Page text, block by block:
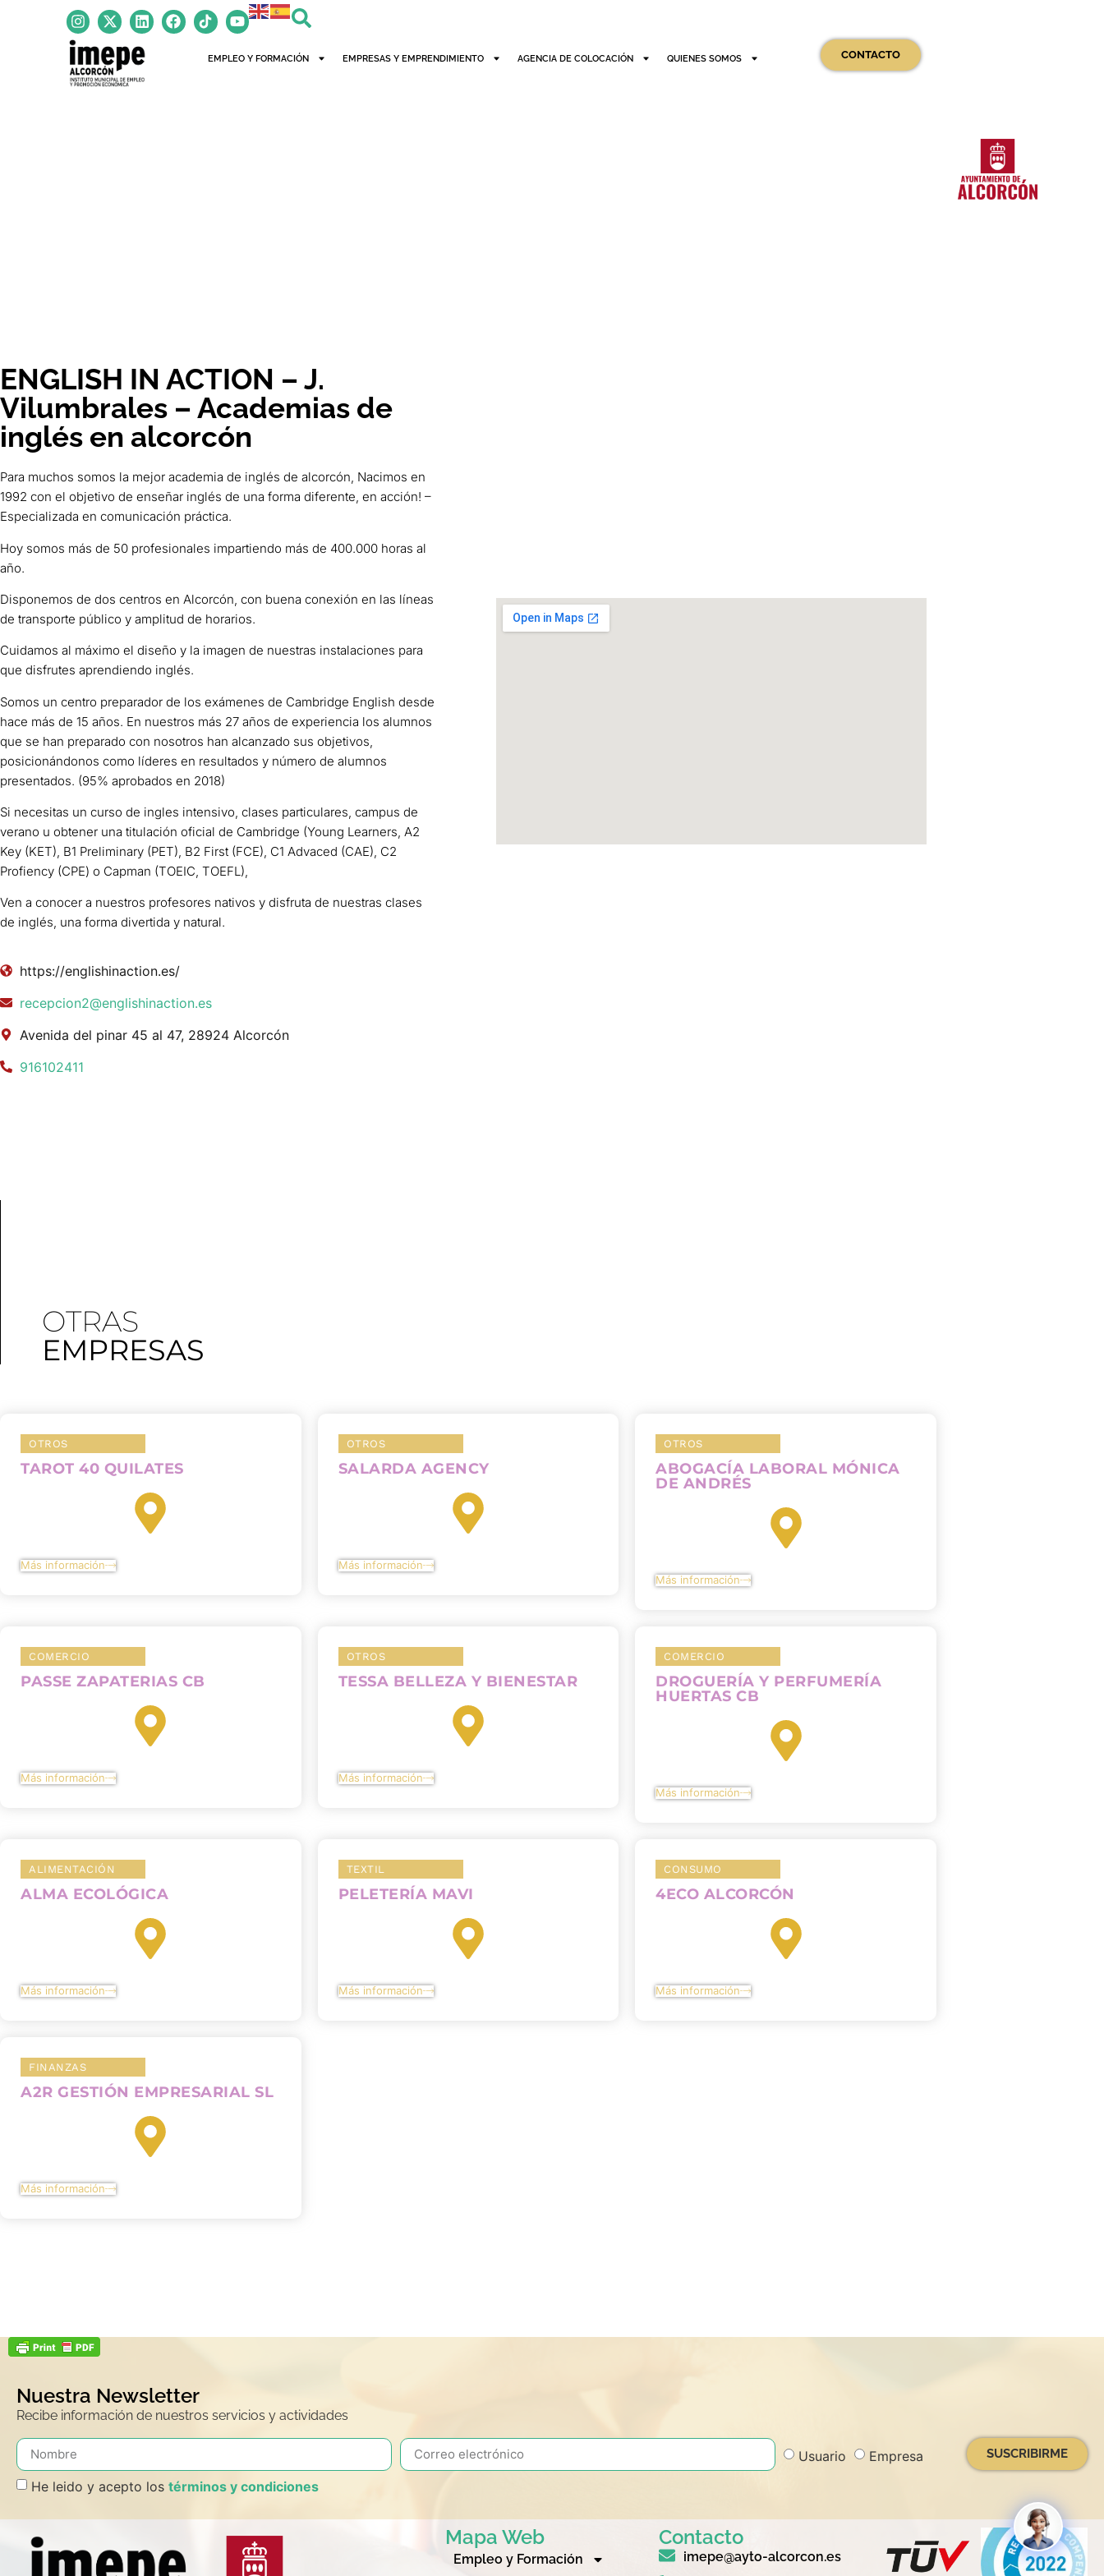
EMPLEO Y FORMACIÓN EMPRESAS Y EMPRENDIMIENTO AGENCIA DE COLOCACIÓN QUIENES SOMOS CONTACTO
ENGLISH IN ACTION – J.
Vilumbrales – Academias de
inglés en alcorcón
Para muchos somos la mejor academia de inglés de alcorcón, Nacimos en
1992 con el objetivo de enseñar inglés de una forma diferente, en acción! –
Especializada en comunicación práctica.
Hoy somos más de 50 profesionales impartiendo más de 400.000 horas al
año.
Disponemos de dos centros en Alcorcón, con buena conexión en las líneas
de transporte público y amplitud de horarios.
Cuidamos al máximo el diseño y la imagen de nuestras instalaciones para
que disfrutes aprendiendo inglés.
Somos un centro preparador de los exámenes de Cambridge English desde
hace más de 15 años. En nuestros más 27 años de experiencia los alumnos
que se han preparado con nosotros han alcanzado sus objetivos,
posicionándonos como líderes en resultados y número de alumnos
presentados. (95% aprobados en 2018)
Si necesitas un curso de ingles intensivo, clases particulares, campus de
verano u obtener una titulación oficial de Cambridge (Young Learners, A2
Key (KET), B1 Preliminary (PET), B2 First (FCE), C1 Advaced (CAE), C2
Profiency (CPE) o Capman (TOEIC, TOEFL),
Ven a conocer a nuestros profesores nativos y disfruta de nuestras clases
de inglés, una forma divertida y natural.
https://englishinaction.es/
recepcion2@englishinaction.es
Avenida del pinar 45 al 47, 28924 Alcorcón
916102411
OTRAS
EMPRESAS
OTROS
TAROT 40 QUILATES
Más información
OTROS
SALARDA AGENCY
Más información
OTROS
ABOGACÍA LABORAL MÓNICA
DE ANDRÉS
Más información
COMERCIO
PASSE ZAPATERIAS CB
Más información
OTROS
TESSA BELLEZA Y BIENESTAR
Más información
COMERCIO
DROGUERÍA Y PERFUMERÍA
HUERTAS CB
Más información
ALIMENTACIÓN
ALMA ECOLÓGICA
Más información
TEXTIL
PELETERÍA MAVI
Más información
CONSUMO
4ECO ALCORCÓN
Más información
FINANZAS
A2R GESTIÓN EMPRESARIAL SL
Más información
Nuestra Newsletter
Recibe información de nuestros servicios y actividades
Usuario
Empresa
He leido y acepto los términos y condiciones
SUSCRIBIRME
Mapa Web
Empleo y Formación
Contacto
imepe@ayto-alcorcon.es